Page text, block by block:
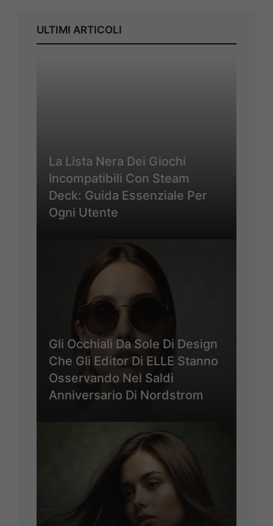
ULTIMI ARTICOLI
La Lista Nera Dei Giochi
Incompatibili Con Steam
Deck: Guida Essenziale Per
Ogni Utente
Gli Occhiali Da Sole Di Design
Che Gli Editor Di ELLE Stanno
Osservando Nel Saldi
Anniversario Di Nordstrom